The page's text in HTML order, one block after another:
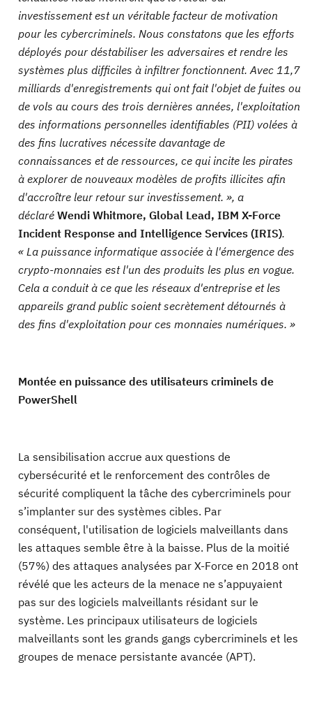
investissement est un véritable facteur de motivation
pour les cybercriminels. Nous constatons que les efforts
déployés pour déstabiliser les adversaires et rendre les
systèmes plus difficiles à infiltrer fonctionnent. Avec 11,7
milliards d'enregistrements qui ont fait l'objet de fuites ou
de vols au cours des trois dernières années, l'exploitation
des informations personnelles identifiables (PII) volées à
des fins lucratives nécessite davantage de
connaissances et de ressources, ce qui incite les pirates
à explorer de nouveaux modèles de profits illicites afin
d'accroître leur retour sur investissement. », a
déclaré Wendi Whitmore, Global Lead, IBM X-Force
Incident Response and Intelligence Services (IRIS).
« La puissance informatique associée à l'émergence des
crypto-monnaies est l'un des produits les plus en vogue.
Cela a conduit à ce que les réseaux d'entreprise et les
appareils grand public soient secrètement détournés à
des fins d'exploitation pour ces monnaies numériques. »
Montée en puissance des utilisateurs criminels de
PowerShell
La sensibilisation accrue aux questions de
cybersécurité et le renforcement des contrôles de
sécurité compliquent la tâche des cybercriminels pour
s’implanter sur des systèmes cibles. Par
conséquent, l'utilisation de logiciels malveillants dans
les attaques semble être à la baisse. Plus de la moitié
(57%) des attaques analysées par X-Force en 2018 ont
révélé que les acteurs de la menace ne s’appuyaient
pas sur des logiciels malveillants résidant sur le
système. Les principaux utilisateurs de logiciels
malveillants sont les grands gangs cybercriminels et les
groupes de menace persistante avancée (APT).